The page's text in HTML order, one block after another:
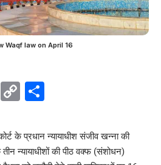
Waqf law on April 16
Telegram
Copy
के प्रधान न्यायाधीश संजीव खन्ना की
न्यायाधीशों की पीठ वक्फ (संशोधन)